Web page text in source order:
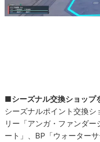
■シーズナル交換ショップ
シーズナルポイント交換
リー「アンガ・ファンダ
ート」、BP「ウォーター